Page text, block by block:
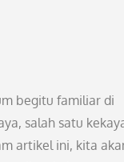
begitu familiar di
salah satu
artikel ini, kita